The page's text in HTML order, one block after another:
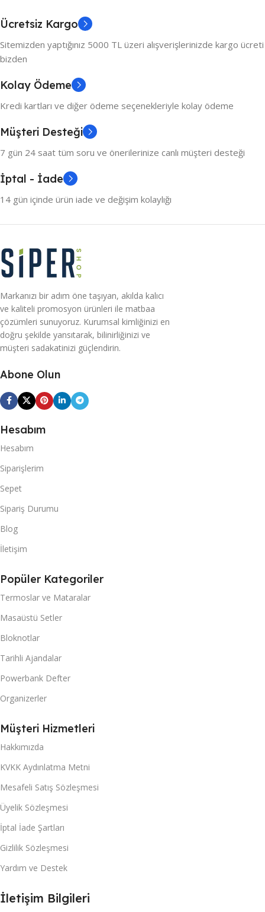
Ücretsiz Kargo
Sitemizden yaptığınız 5000 TL üzeri alışverişlerinizde kargo ücreti
bizden
Kolay Ödeme
Kredi kartları ve diğer ödeme seçenekleriyle kolay ödeme
Müşteri Desteği
7 gün 24 saat tüm soru ve önerilerinize canlı müşteri desteği
İptal - İade
14 gün içinde ürün iade ve değişim kolaylığı
Markanızı bir adım öne taşıyan, akılda kalıcı
ve kaliteli promosyon ürünleri ile matbaa
çözümleri sunuyoruz. Kurumsal kimliğinizi en
doğru şekilde yansıtarak, bilinirliğinizi ve
müşteri sadakatinizi güçlendirin.
Abone Olun
Hesabım
Hesabım
Siparişlerim
Sepet
Sipariş Durumu
Blog
İletişim
Popüler Kategoriler
Termoslar ve Mataralar
Masaüstü Setler
Bloknotlar
Tarihli Ajandalar
Powerbank Defter
Organizerler
Müşteri Hizmetleri
Hakkımızda
KVKK Aydınlatma Metni
Mesafeli Satış Sözleşmesi
Üyelik Sözleşmesi
İptal İade Şartları
Gizlilik Sözleşmesi
Yardım ve Destek
İletişim Bilgileri